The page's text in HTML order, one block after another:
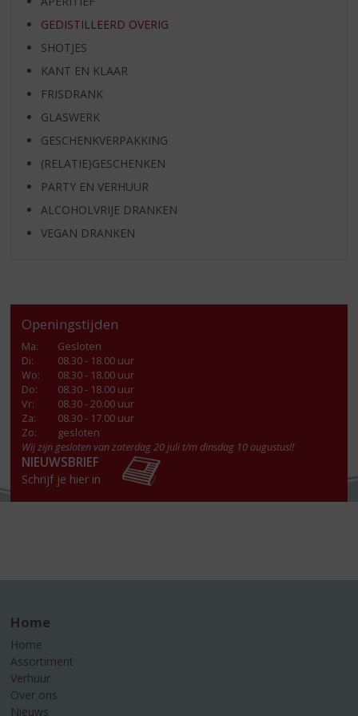
GEDISTILLEERD OVERIG
SHOTJES
KANT EN KLAAR
FRISDRANK
GLASWERK
GESCHENKVERPAKKING
(RELATIE)GESCHENKEN
PARTY EN VERHUUR
ALCOHOLVRIJE DRANKEN
VEGAN DRANKEN
Openingstijden
Ma:
Gesloten
Di:
08.30 - 18.00 uur
Wo:
08.30 - 18.00 uur
Do:
08.30 - 18.00 uur
Vr:
08.30 - 20.00 uur
Za:
08.30 - 17.00 uur
Zo:
gesloten
Wij zijn gesloten van zaterdag 20 juli t/m dinsdag 10 augustus!!
NIEUWSBRIEF
Schrijf je hier in
Home
Home
Assortiment
Verhuur
Over ons
Nieuws